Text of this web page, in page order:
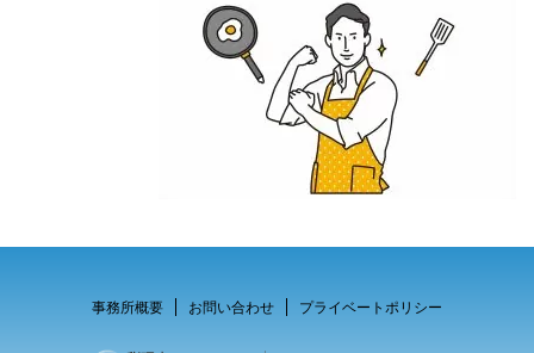
事務所概要 お問い合わせ プライベートポリシー